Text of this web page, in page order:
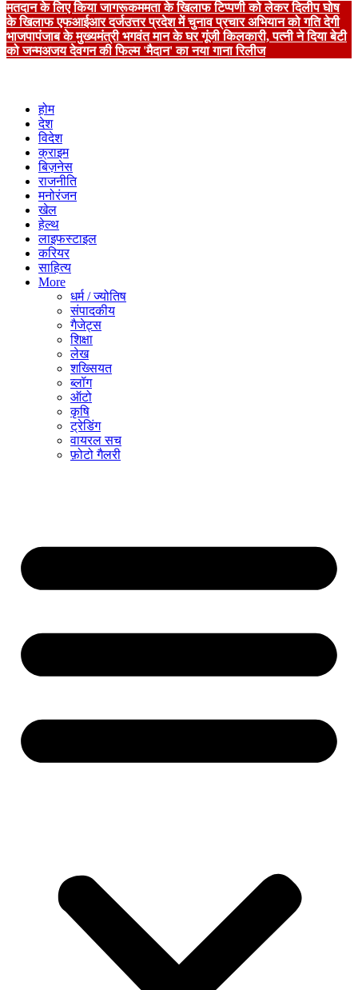
मतदान के लिए किया जागरूकममता के खिलाफ टिप्पणी को लेकर दिलीप घोष
के खिलाफ एफआईआर दर्जउत्तर प्रदेश में चुनाव प्रचार अभियान को गति देगी
भाजपापंजाब के मुख्यमंत्री भगवंत मान के घर गूंजी किलकारी, पत्नी ने दिया बेटी
को जन्मअजय देवगन की फिल्म 'मैदान' का नया गाना रिलीज
होम
देश
विदेश
क्राइम
बिज़नेस
राजनीति
मनोरंजन
खेल
हेल्थ
लाइफस्टाइल
करियर
साहित्य
More
धर्म / ज्योतिष
संपादकीय
गैजेट्स
शिक्षा
लेख
शख्सियत
ब्लॉग
ऑटो
कृषि
ट्रेडिंग
वायरल सच
फ़ोटो गैलरी